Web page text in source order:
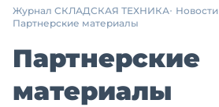
Журнал СКЛАДСКАЯ ТЕХНИКА Новости
Партнерские материалы
Партнерские
материалы